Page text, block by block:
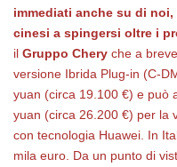
immediati anche su di
cinesi a spingersi oltre i
il Gruppo Chery che a
versione Ibrida Plug-in (C-
yuan (circa 19.100 €) e può
yuan (circa 26.200 €) per la
con tecnologia Huawei. In
mila euro. Da un punto di